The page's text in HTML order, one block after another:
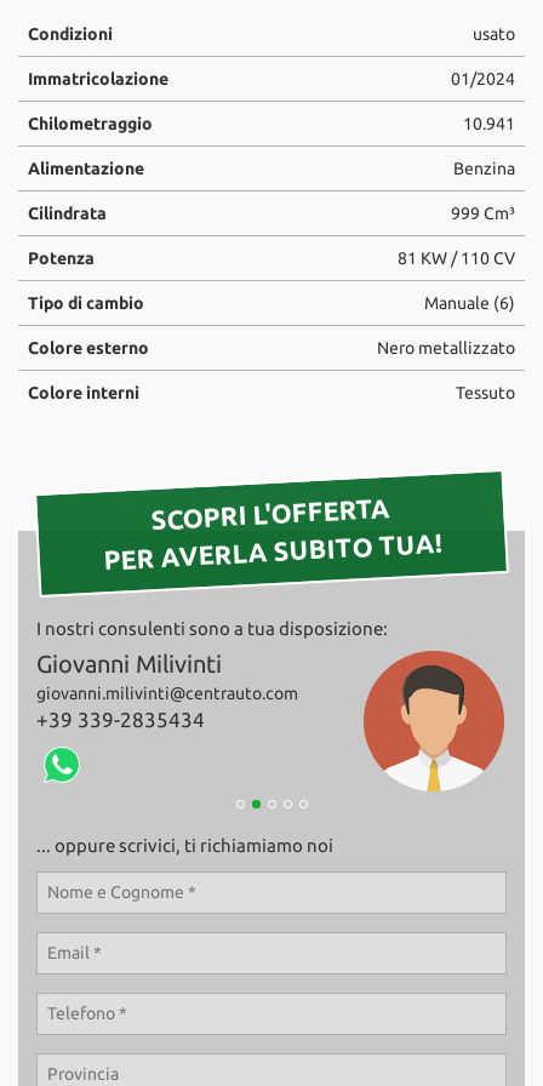
Condizioni usato
Immatricolazione 01/2024
Chilometraggio 10.941
Alimentazione Benzina
Cilindrata 999 Cm³
Potenza 81 KW / 110 CV
Tipo di cambio Manuale (6)
Colore esterno Nero metallizzato
Colore interni Tessuto
SCOPRI L'OFFERTA
PER AVERLA SUBITO TUA!
I nostri consulenti sono a tua disposizione:
Giovanni Milivinti
giovanni.milivinti@centrauto.com
+39 339-2835434
... oppure scrivici, ti richiamiamo noi
Cookie necessari
Cookie delle preferenze
Cookie per il miglioramento dell'esperienza utente
Cookie analitici
Cookie di marketing
Salva
le